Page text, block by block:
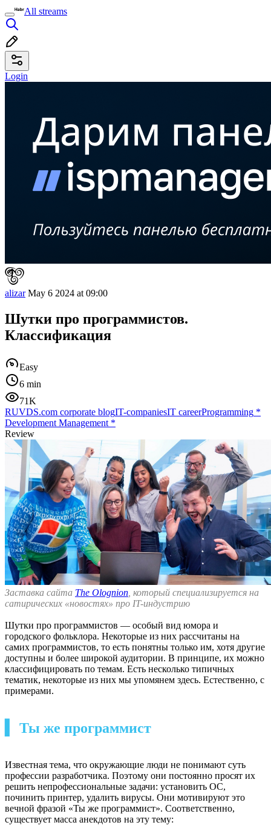
All streams
Login
alizarMay 6 2024 at 09:00
Шутки про программистов.
Классификация
Easy
6 min
71K
RUVDS.com corporate blogIT-companiesIT careerProgramming *
Development Management *
Review
Заставка сайта The Olognion , который специализируется на
сатирических «новостях» про IT-индустрию
Шутки про программистов — особый вид юмора и
городского фольклора. Некоторые из них рассчитаны на
самих программистов, то есть понятны только им, хотя другие
доступны и более широкой аудитории. В принципе, их можно
классифицировать по темам. Есть несколько типичных
тематик, некоторые из них мы упомянем здесь. Естественно, с
примерами.
▍ Ты же программист
Известная тема, что окружающие люди не понимают суть
профессии разработчика. Поэтому они постоянно просят их
решить непрофессиональные задачи: установить ОС,
починить принтер, удалить вирусы. Они мотивируют это
вечной фразой «Ты же программист». Соответственно,
существует масса анекдотов на эту тему: